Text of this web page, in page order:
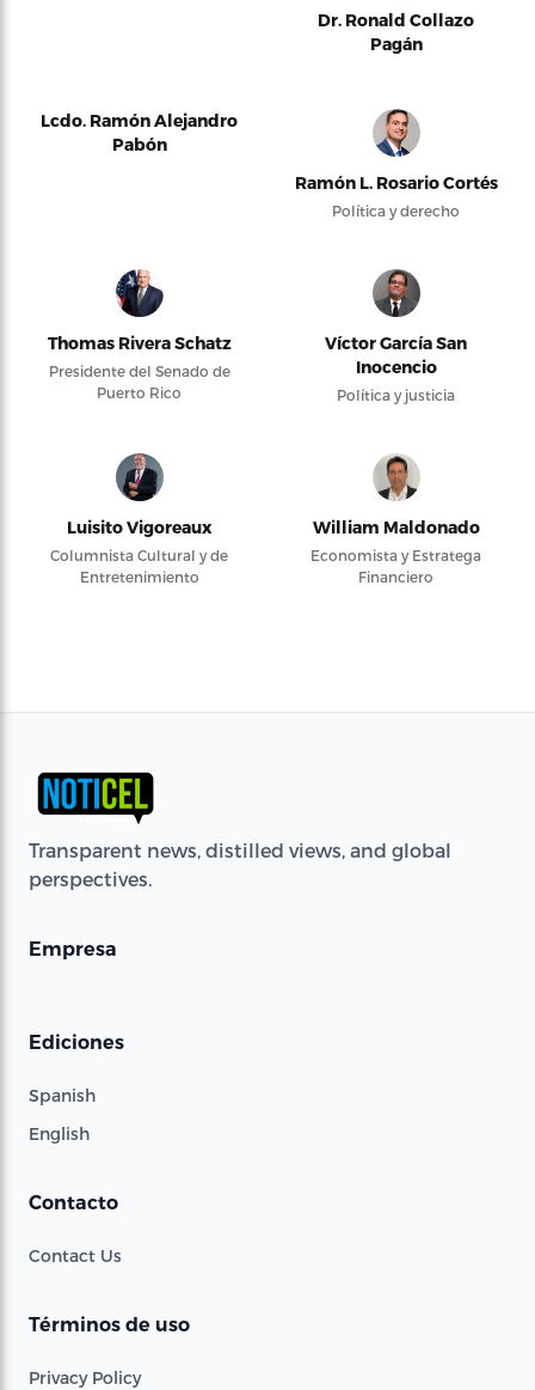
Dr. Ronald Collazo
Pagán
Lcdo. Ramón Alejandro
Pabón
Ramón L. Rosario Cortés
Política y derecho
Thomas Rivera Schatz
Presidente del Senado de
Puerto Rico
Víctor García San
Inocencio
Política y justicia
Luisito Vigoreaux
Columnista Cultural y de
Entretenimiento
William Maldonado
Economista y Estratega
Financiero
Transparent news, distilled views, and global
perspectives.
Empresa
Ediciones
Spanish
English
Contacto
Contact Us
Términos de uso
Privacy Policy